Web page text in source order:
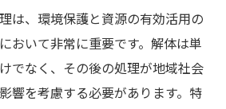
棄物管理システムの構築
計画がもたらす環境利益
を目指した計画例
社会を支える処理計画の立案
は、環境保護と資源の有効活用の
おいて非常に重要です。解体は単
でなく、その後の処理が地域社会
響を考慮する必要があります。特